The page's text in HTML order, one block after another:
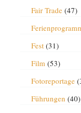
Fair Trade(47)
Fest(31)
Film(53)
Fotoreportage
Führungen (40)